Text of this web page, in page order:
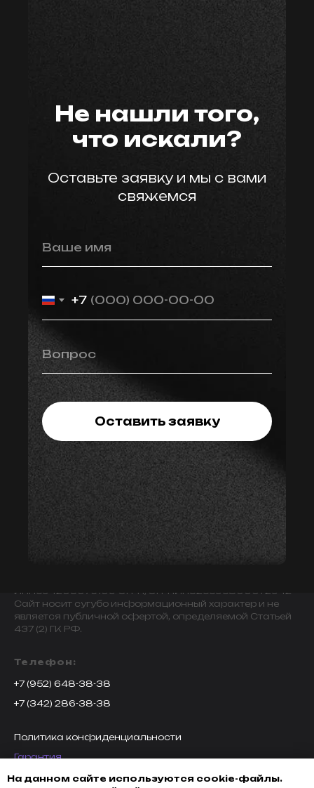
Не нашли того,
что искали?
Оставьте заявку и мы с вами
свяжемся
Ваше имя
+7
Вопрос
Оставить заявку
ИНН594203076109 ОГРН/ОГРНИП325595800072942
Сайт носит сугубо информационный характер и не
является публичной офертой, определяемой Статьей
437 (2) ГК РФ.
Телефон:
+7 (952) 648-38-38
+7 (342) 286-38-38
Политика конфиденциальности
Гарантия
Возврат товара
На данном сайте используются cookie-файлы.